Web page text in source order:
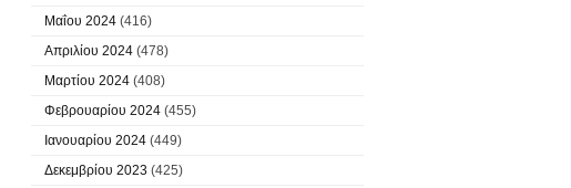
Μαΐου 2024 (416)
Απριλίου 2024 (478)
Μαρτίου 2024 (408)
Φεβρουαρίου 2024 (455)
Ιανουαρίου 2024 (449)
Δεκεμβρίου 2023 (425)